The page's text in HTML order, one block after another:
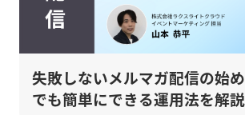
失敗しないメルマガ配信の始
でも簡単にできる運用法を解説